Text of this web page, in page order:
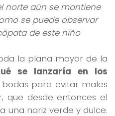
norte aún se mantiene
se puede observar
de este niño
la plana mayor de la
se lanzaría en los
para evitar males
que desde entonces el
una nariz verde y dulce.